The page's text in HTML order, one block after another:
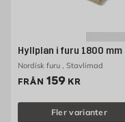
Hyllplan i furu 1800 mm
Nordisk furu , Stavlimad
FRÅN Pris 159 kr
159 KR
Fler varianter